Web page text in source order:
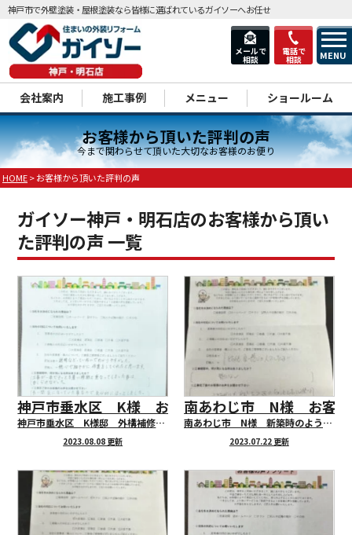
メールで
相談
電話で
相談 MENU
神戸市で外壁塗装・屋根塗装なら皆様に選ばれているガイソーへお任せ
会社案内 施工事例 メニュー ショールーム
お客様から頂いた評判の声
今まで関わらせて頂いた大切なお客様のお便り
HOME>お客様から頂いた評判の声
ガイソー神戸・明石店のお客様から頂い
た評判の声 一覧
神戸市垂水区 K様 お客様の声アンケートにご協
神戸市垂水区 K様邸 外構補修工事
2023.08.08 更新
南あわじ市 N様 お客様
南あわじ市 N様 新築時のような美しい外観に仕上がりました！
2023.07.22 更新